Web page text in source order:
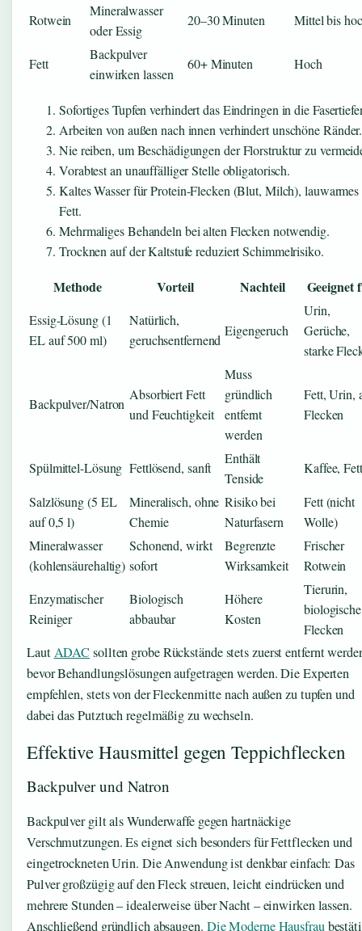
Rotwein
Mineralwasser
oder Essig
20–30 Minuten Mittel bis
Fett
Backpulver
einwirken lassen
60+ Minuten Hoch
Sofortiges Tupfen verhindert das Eindringen in die
Arbeiten von außen nach innen verhindert unschöne Ränder.
Nie reiben, um Beschädigungen der Florstruktur zu
Vorabtest an unauffälliger Stelle obligatorisch.
Kaltes Wasser für Protein-Flecken (Blut, Milch),
Fett.
Mehrmaliges Behandeln bei alten Flecken notwendig.
Trocknen auf der Kaltstufe reduziert Schimmelrisiko.
Methode Vorteil Nachteil Geeignet
Essig-Lösung (1
EL auf 500 ml)
Natürlich,
geruchsentfernend
Eigengeruch
Urin,
Gerüche,
starke
Backpulver/Natron
Absorbiert Fett
und Feuchtigkeit
Muss
gründlich
entfernt
werden
Fett, Urin,
Flecken
Spülmittel-Lösung Fettlösend, sanft
Enthält
Tenside
Kaffee, Fett
Salzlösung (5 EL
auf 0,5 l)
Mineralisch, ohne
Chemie
Risiko bei
Naturfasern
Fett (nicht
Wolle)
Mineralwasser
(kohlensäurehaltig)
Schonend, wirkt
sofort
Begrenzte
Wirksamkeit
Frischer
Rotwein
Enzymatischer
Reiniger
Biologisch
abbaubar
Höhere
Kosten
Tierurin,
biologische
Flecken
LautADAC sollten grobe Rückstände stets zuerst entfernt
bevor Behandlungslösungen aufgetragen werden. Die Experten
empfehlen, stets von der Fleckenmitte nach außen zu tupfen und
dabei das Putztuch regelmäßig zu wechseln.
Effektive Hausmittel gegen Teppichflecken
Backpulver und Natron
Backpulver gilt als Wunderwaffe gegen hartnäckige
Verschmutzungen. Es eignet sich besonders für Fettflecken und
eingetrockneten Urin. Die Anwendung ist denkbar einfach: Das
Pulver großzügig auf den Fleck streuen, leicht eindrücken und
mehrere Stunden – idealerweise über Nacht – einwirken lassen.
Anschließend gründlich absaugen. Die Moderne Hausfrau